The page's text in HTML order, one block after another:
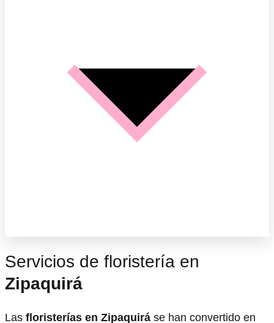
Servicios de floristería en
Zipaquirá
Las floristerías en Zipaquirá se han convertido en